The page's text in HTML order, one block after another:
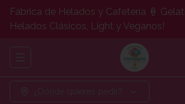
Fábrica de Helados y Cafetería 🍦
Helados Clásicos, Light y Veganos!
Abrir menu de navegación
¿Dónde quieres pedir?